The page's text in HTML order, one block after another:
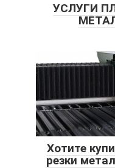
УСЛУГИ
Хотите
резки